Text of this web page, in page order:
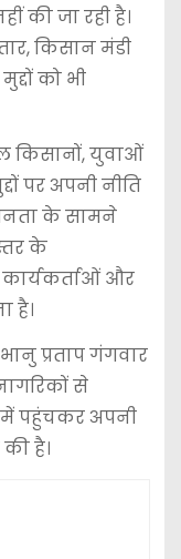
की जा रही है।
किसान मंडी
को भी
किसानों, युवाओं
पर अपनी नीति
के सामने
के
और
है।
प्रताप गंगवार
से
पहुंचकर अपनी
है।